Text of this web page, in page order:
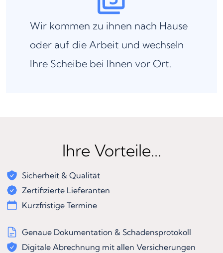
Wir kommen zu ihnen nach Hause
oder auf die Arbeit und wechseln
Ihre Scheibe bei Ihnen vor Ort.
Ihre Vorteile...
Sicherheit & Qualität
Zertifizierte Lieferanten
Kurzfristige Termine
Genaue Dokumentation & Schadensprotokoll
Digitale Abrechnung mit allen Versicherungen